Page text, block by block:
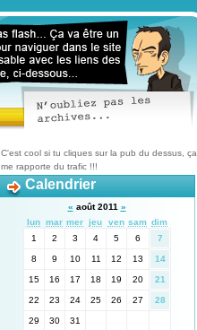
C'est cool si tu cliques sur la pub du dessus, ça
me rapporte du trafic !!!
Calendrier
« août 2011 »
lun mar mer jeu ven sam dim
1
2 3 4 5 6 7
8 9 10 11 12 13 14
15 16 17 18 19 20 21
22 23 24 25 26 27 28
29 30 31